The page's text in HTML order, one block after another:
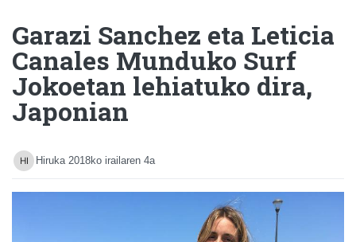
Garazi Sanchez eta Leticia
Canales Munduko Surf
Jokoetan lehiatuko dira,
Japonian
Hiruka 2018ko irailaren 4a